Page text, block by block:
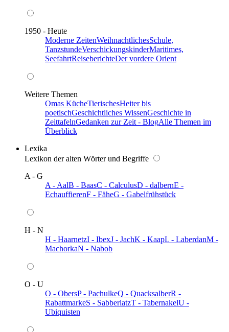
1950 - Heute
Moderne ZeitenWeihnachtlichesSchule,
TanzstundeVerschickungskinderMaritimes,
SeefahrtReiseberichteDer vordere Orient
Weitere Themen
Omas KücheTierischesHeiter bis
poetischGeschichtliches WissenGeschichte in
ZeittafelnGedanken zur Zeit - BlogAlle Themen im
Überblick
Lexika
Lexikon der alten Wörter und Begriffe
A - G
A - AalB - BaasC - CalculusD - dalbernE -
EchauffierenF - FäheG - Gabelfrühstück
H - N
H - HaarnetzI - IbexJ - JachK - KaapL - LaberdanM -
MachorkaN - Nabob
O - U
O - ObersP - PachulkeQ - QuacksalberR -
RabattmarkeS - SabberlatzT - TabernakelU -
Ubiquisten